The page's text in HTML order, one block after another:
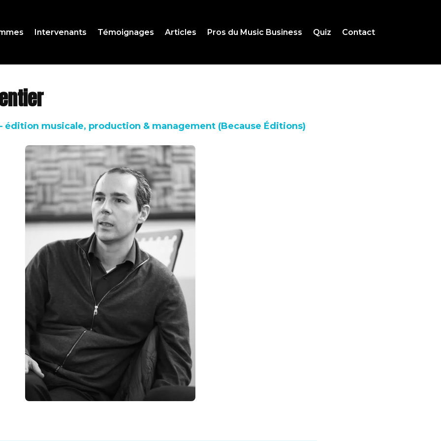
Intervenants Témoignages Articles Pros du Music Business Quiz Contact
édition musicale, production & management (Because Éditions)